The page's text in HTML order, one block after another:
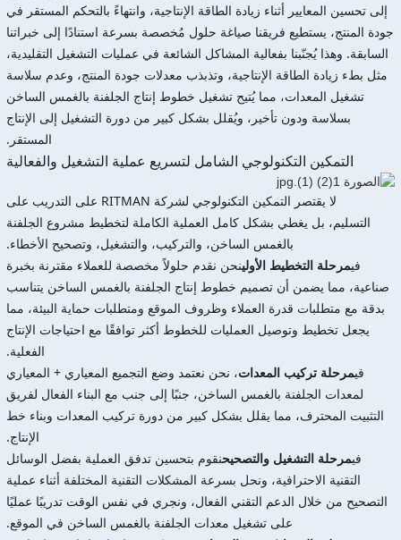
إلى تحسين المعايير أثناء زيادة الطاقة الإنتاجية، وانتهاءً بالتحكم المستقر في
جودة المنتج، يستطيع فريقنا صياغة حلول مُخصصة بسرعة استنادًا إلى خبراتنا
السابقة. وهذا يُجنّبنا بفعالية المشاكل الشائعة في عمليات التشغيل التقليدية،
مثل بطء زيادة الطاقة الإنتاجية، وتذبذب معدلات جودة المنتج، وعدم سلاسة
تشغيل المعدات، مما يُتيح تشغيل خطوط إنتاج الجلفنة بالغمس الساخن
بسلاسة ودون تأخير، ويُقلل بشكل كبير من دورة التشغيل إلى الإنتاج
المستقر.
التمكين التكنولوجي الشامل لتسريع عملية التشغيل والفعالية
لا يقتصر التمكين التكنولوجي لشركة RITMAN على التدريب على
التسليم، بل يغطي بشكل كامل العملية الكاملة لتخطيط مشروع الجلفنة
بالغمس الساخن، والتركيب، والتشغيل، وتصحيح الأخطاء.
فيمرحلة التخطيط الأولينحن نقدم حلولاً مخصصة للعملاء مقترنة بخبرة
صناعية، مما يضمن أن تصميم خطوط إنتاج الجلفنة بالغمس الساخن يتناسب
بدقة مع متطلبات قدرة العملاء وظروف الموقع ومتطلبات حماية البيئة، مما
يجعل تخطيط وتوصيل العمليات للخطوط أكثر توافقًا مع احتياجات الإنتاج
الفعلية.
فيمرحلة تركيب المعدات، نحن نعتمد وضع التجميع المعياري + المعياري
لمعدات الجلفنة بالغمس الساخن، جنبًا إلى جنب مع البناء الفعال لفريق
التثبيت المحترف، مما يقلل بشكل كبير من دورة تركيب المعدات وبناء خط
الإنتاج.
فيمرحلة التشغيل والتصحيحنقوم بتحسين تدفق العملية بفضل الوسائل
التقنية الاحترافية، ونحل بسرعة المشكلات التقنية المختلفة أثناء عملية
التصحيح من خلال الدعم التقني الفعال، ونجري في نفس الوقت تدريبًا عمليًا
على تشغيل معدات الجلفنة بالغمس الساخن في الموقع.